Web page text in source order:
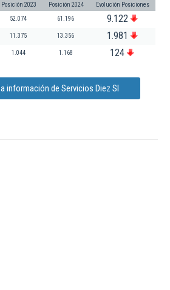
Posición 2023 Posición 2024 Evolución Posiciones
52.074 61.196 9.122
11.375 13.356 1.981
1.044 1.168 124
información de Servicios Diez Sl